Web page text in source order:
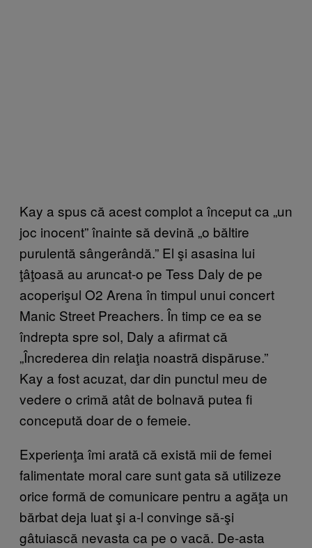
Kay a spus că acest complot a început ca „un
joc inocent” înainte să devină „o băltire
purulentă sângerândă.” El şi asasina lui
ţâţoasă au aruncat-o pe Tess Daly de pe
acoperişul O2 Arena în timpul unui concert
Manic Street Preachers. În timp ce ea se
îndrepta spre sol, Daly a afirmat că
„Încrederea din relaţia noastră dispăruse.”
Kay a fost acuzat, dar din punctul meu de
vedere o crimă atât de bolnavă putea fi
concepută doar de o femeie.
Experienţa îmi arată că există mii de femei
falimentate moral care sunt gata să utilizeze
orice formă de comunicare pentru a agăţa un
bărbat deja luat şi a-l convinge să-şi
gâtuiască nevasta ca pe o vacă. De-asta